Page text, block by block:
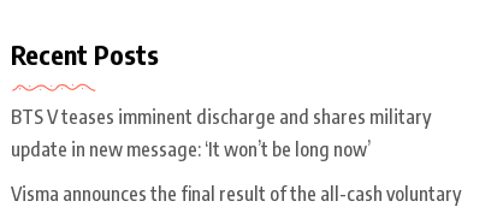
Recent Posts
BTS V teases imminent discharge and shares military
update in new message: ‘It won’t be long now’
Visma announces the final result of the all-cash voluntary